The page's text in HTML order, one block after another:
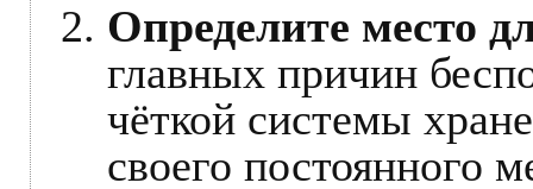
Определите место
главных причин
чёткой системы
своего постоянного